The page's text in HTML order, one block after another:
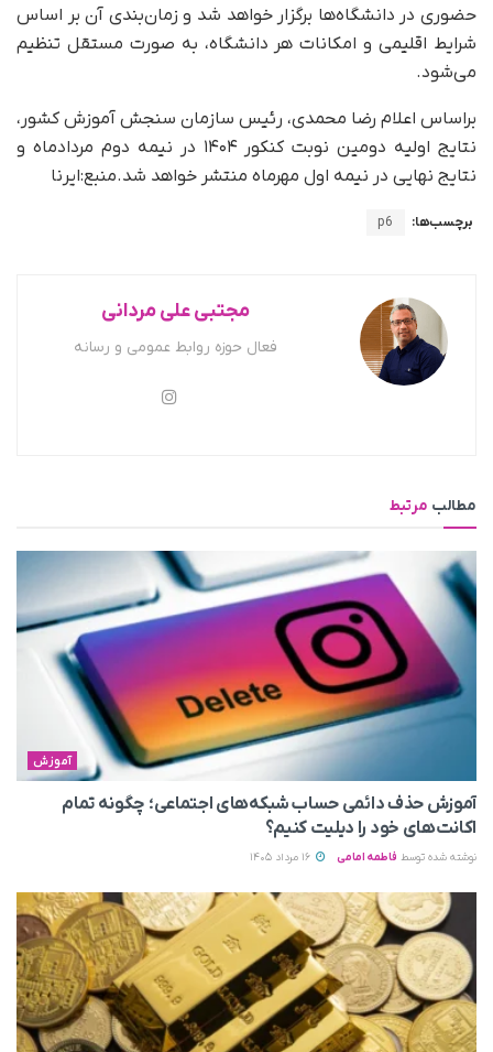
حضوری در دانشگاه‌ها برگزار خواهد شد و زمان‌بندی آن بر اساس
شرایط اقلیمی و امکانات هر دانشگاه، به صورت مستقل تنظیم
می‌شود.
براساس اعلام رضا محمدی، رئیس سازمان سنجش آموزش کشور،
نتایج اولیه دومین نوبت کنکور ۱۴۰۴ در نیمه دوم مردادماه و
نتایج نهایی در نیمه اول مهرماه منتشر خواهد شد.منبع:ایرنا
برچسب‌ها: p6
مجتبی علی مردانی
فعال حوزه روابط عمومی و رسانه
مطالب مرتبط
آموزش
آموزش حذف دائمی حساب شبکه‌های اجتماعی؛ چگونه تمام
اکانت‌های خود را دیلیت کنیم؟
نوشته شده توسط فاطمه امامی